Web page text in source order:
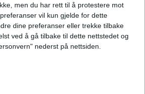
men du har rett til å protestere mot
vil kun gjelde for dette
dine preferanser eller trekke tilbake
ved å gå tilbake til dette nettstedet og
nederst på nettsiden.